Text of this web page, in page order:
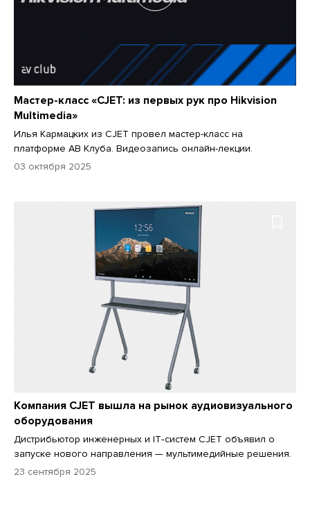
Мастер-класс «CJET: из первых рук про Hikvision
Multimedia»
Илья Кармацких из CJET провел мастер-класс на
платформе АВ Клуба. Видеозапись онлайн-лекции.
03 октября 2025
Компания CJET вышла на рынок аудиовизуального
оборудования
Дистрибьютор инженерных и IT‑систем CJET объявил о
запуске нового направления — мультимедийные решения.
23 сентября 2025